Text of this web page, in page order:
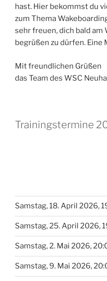
hast. Hier bekommst du
zum Thema
sehr freuen, dich bald am
begrüßen zu dürfen. Eine
Mit freundlichen Grüßen
das Team des WSC
Trainingstermine
Samstag, 18. April 2026,
Samstag, 25. April 2026,
Samstag, 2. Mai 2026,
Samstag, 9. Mai 2026,